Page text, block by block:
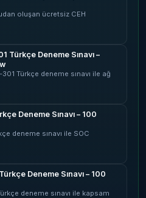
oluşan ücretsiz CEH
Türkçe Deneme Sınavı –
Türkçe deneme sınavı ile ağ
Deneme Sınavı – 100
deneme sınavı ile SOC
Deneme Sınavı – 100
deneme sınavı ile kapsam